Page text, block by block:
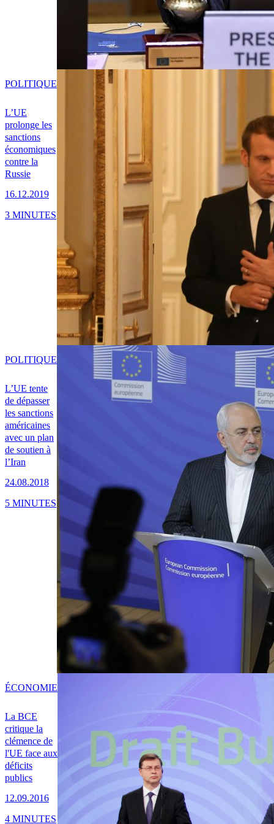
L’UE
prolonge les
sanctions
économiques
contre la
Russie
16.12.2019
POLITIQUE
3 MINUTES
L’UE tente
de dépasser
les sanctions
américaines
avec un plan
de soutien à
l’Iran
24.08.2018
POLITIQUE
5 MINUTES
La BCE
critique la
clémence de
l'UE face aux
déficits
publics
12.09.2016
ÉCONOMIE
4 MINUTES